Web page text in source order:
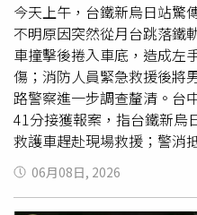
今天上午，台鐵新烏日站驚
不明原因突然從月台跳落鐵
車撞擊後捲入車底，造成左
傷；消防人員緊急救援後將
路警察進一步調查釐清。台
41分接獲報案，指台鐵新烏
救護車趕赴現場救援；警消
次 自強號列車下方鐵軌區域
展開搶救。救援人員於上午
06月08日, 2026